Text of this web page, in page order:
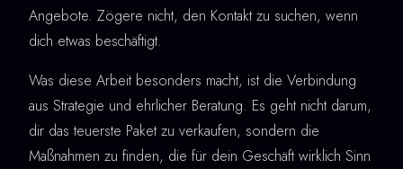
Angebote. Zögere nicht, den Kontakt zu suchen, wenn
dich etwas beschäftigt.
Was diese Arbeit besonders macht, ist die Verbindung
aus Strategie und ehrlicher Beratung. Es geht nicht darum,
dir das teuerste Paket zu verkaufen, sondern die
Maßnahmen zu finden, die für dein Geschäft wirklich Sinn